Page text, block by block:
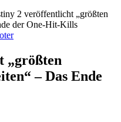
2 veröffentlicht „größten
der One-Hit-Kills
„größten
– Das Ende